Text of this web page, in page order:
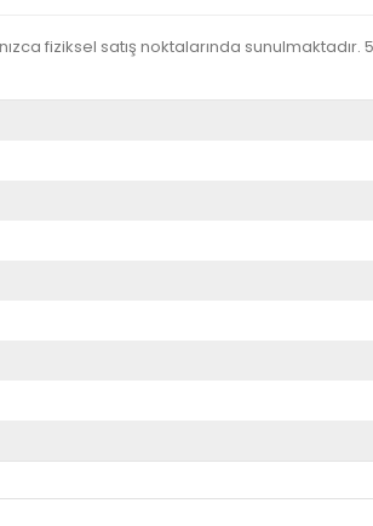
fiziksel satış noktalarında sunulmaktadır.